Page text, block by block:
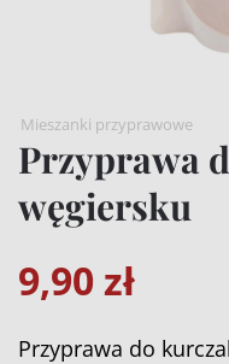
Mieszanki przyprawowe
Przyprawa
węgiersku
9,90 zł
Przyprawa do